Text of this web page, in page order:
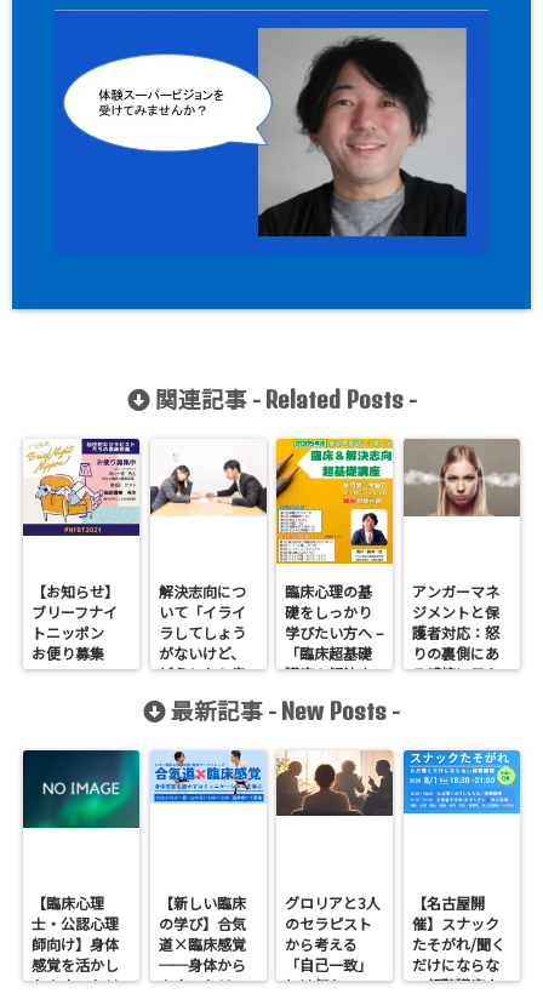
関連記事 - Related Posts-
【お知らせ】
ブリーフナイ
トニッポン
お便り募集
解決志向につ
いて「イライ
ラしてしょう
がないけど、
どうしたら良
質問にカウン
答えるのか？
臨床心理の基
礎をしっかり
学びたい方へ –
「臨床超基礎
講座＆解決志
座」開講のお
アンガーマネ
ジメントと保
護者対応：怒
りの裏側にあ
る感情に目を
最新記事 - New Posts -
【臨床心理
士・公認心理
師向け】身体
感覚を活かし
たカウンセリ
【新しい臨床
の学び】合気
道×臨床感覚
──身体から
カウンセリン
グロリアと3人
のセラピスト
から考える
「自己一致」
とは何か──
【名古屋開
催】スナック
たそがれ/聞く
だけにならな
い傾聴講座